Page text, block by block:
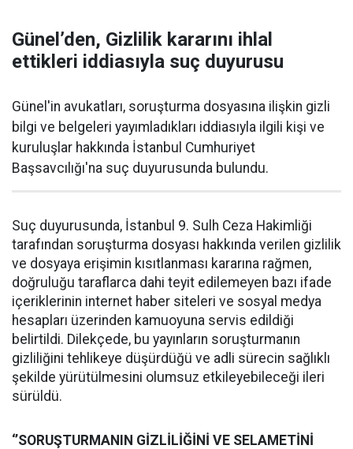
Günel’den, Gizlilik kararını ihlal
ettikleri iddiasıyla suç duyurusu
Günel'in avukatları, soruşturma dosyasına ilişkin gizli
bilgi ve belgeleri yayımladıkları iddiasıyla ilgili kişi ve
kuruluşlar hakkında İstanbul Cumhuriyet
Başsavcılığı'na suç duyurusunda bulundu.
Suç duyurusunda, İstanbul 9. Sulh Ceza Hakimliği
tarafından soruşturma dosyası hakkında verilen gizlilik
ve dosyaya erişimin kısıtlanması kararına rağmen,
doğruluğu taraflarca dahi teyit edilemeyen bazı ifade
içeriklerinin internet haber siteleri ve sosyal medya
hesapları üzerinden kamuoyuna servis edildiği
belirtildi. Dilekçede, bu yayınların soruşturmanın
gizliliğini tehlikeye düşürdüğü ve adli sürecin sağlıklı
şekilde yürütülmesini olumsuz etkileyebileceği ileri
sürüldü.
‘’SORUŞTURMANIN GİZLİLİĞİNİ VE SELAMETİNİ